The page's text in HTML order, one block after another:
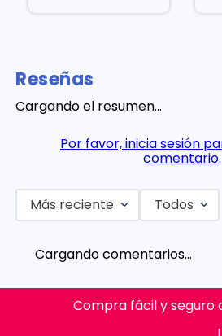
Reseñas
Cargando el resumen…
Por favor, inicia sesión
comentario.
Más reciente Todos
Cargando comentarios…
Compra fácil y seguro